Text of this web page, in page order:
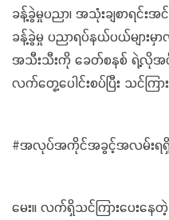
ခန့်ခွဲမှုပညာ၊ အသုံးချစာရင်းအ
ခန့်ခွဲမှု ပညာရပ်နယ်ပယ်များ
အသီးသီးကို ခေတ်စနစ် ရဲ့လိုအပ်
လက်တွေ့ပေါင်းစပ်ပြီး သင်ကြာ
#အလုပ်အကိုင်အခွင့်အလမ်းရ
မေး။ လက်ရှိသင်ကြားပေးန